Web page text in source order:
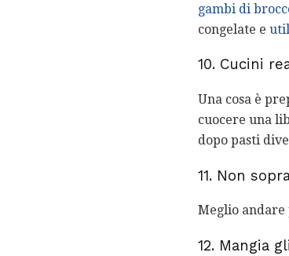
gambi di
congelate e
10. Cucini
Una cosa è
cuocere una
dopo pasti
11. Non
Meglio andare
12. Mangia